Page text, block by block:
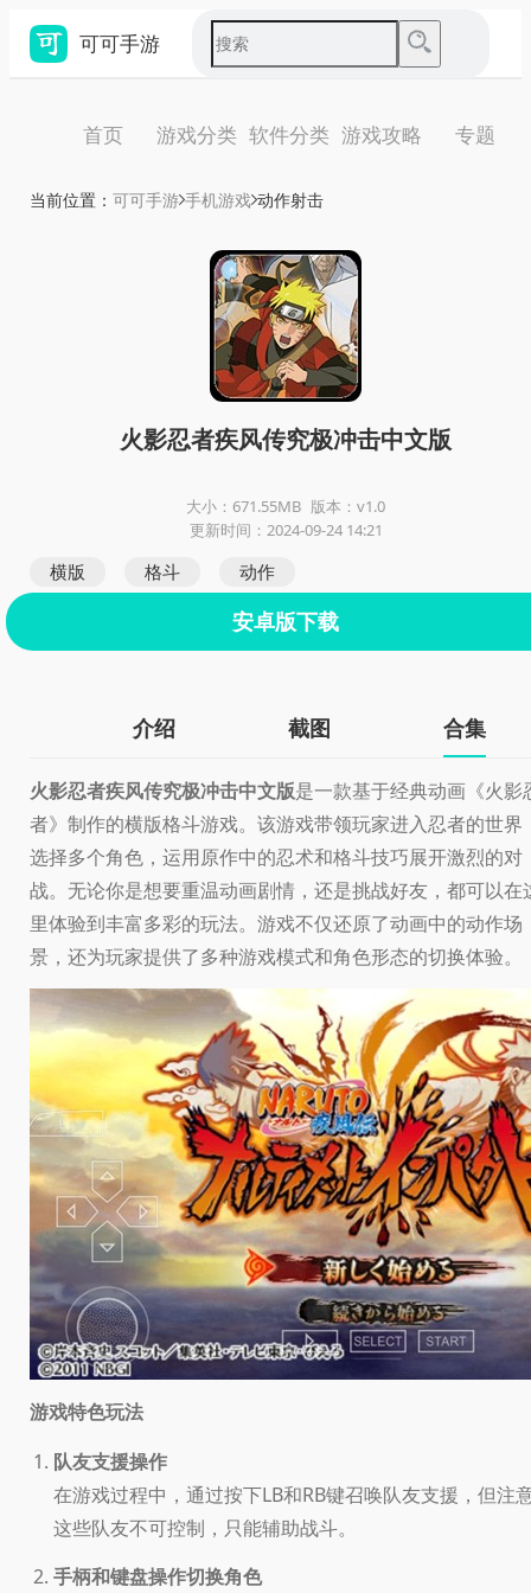
可可手游
首页 游戏分类 软件分类 游戏攻略 专题
当前位置： 可可手游 手机游戏 动作射击
火影忍者疾风传究极冲击中文版
大小：671.55MB 版本：v1.0
更新时间：2024-09-24 14:21
横版 格斗 动作
安卓版下载
介绍 截图 合集
火影忍者疾风传究极冲击中文版是一款基于经典动画《火影
者》制作的横版格斗游戏。该游戏带领玩家进入忍者的世界
选择多个角色，运用原作中的忍术和格斗技巧展开激烈的对
战。无论你是想要重温动画剧情，还是挑战好友，都可以在
里体验到丰富多彩的玩法。游戏不仅还原了动画中的动作场
景，还为玩家提供了多种游戏模式和角色形态的切换体验。
游戏特色玩法
队友支援操作
在游戏过程中，通过按下LB和RB键召唤队友支援，但注
这些队友不可控制，只能辅助战斗。
手柄和键盘操作切换角色